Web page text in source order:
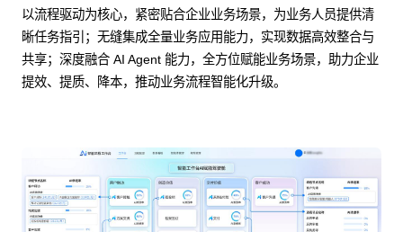
以流程驱动为核心，紧密贴合企业业务场景，为业务人员提供清
晰任务指引；无缝集成全量业务应用能力，实现数据高效整合与
共享；深度融合 AI Agent 能力，全方位赋能业务场景，助力企业
提效、提质、降本，推动业务流程智能化升级。